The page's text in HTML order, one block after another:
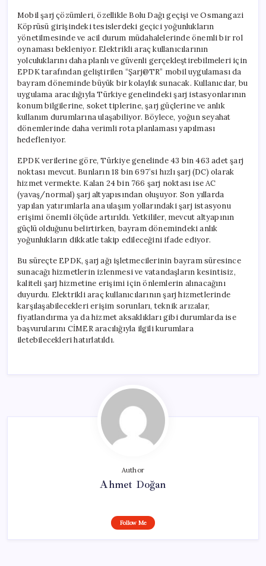
Mobil şarj çözümleri, özellikle Bolu Dağı geçişi ve Osmangazi
Köprüsü girişindeki tesislerdeki geçici yoğunlukların
yönetilmesinde ve acil durum müdahalelerinde önemli bir rol
oynaması bekleniyor. Elektrikli araç kullanıcılarının
yolculuklarını daha planlı ve güvenli gerçekleştirebilmeleri için
EPDK tarafından geliştirilen “Şarj@TR” mobil uygulaması da
bayram döneminde büyük bir kolaylık sunacak. Kullanıcılar, bu
uygulama aracılığıyla Türkiye genelindeki şarj istasyonlarının
konum bilgilerine, soket tiplerine, şarj güçlerine ve anlık
kullanım durumlarına ulaşabiliyor. Böylece, yoğun seyahat
dönemlerinde daha verimli rota planlaması yapılması
hedefleniyor.
EPDK verilerine göre, Türkiye genelinde 43 bin 463 adet şarj
noktası mevcut. Bunların 18 bin 697’si hızlı şarj (DC) olarak
hizmet vermekte. Kalan 24 bin 766 şarj noktası ise AC
(yavaş/normal) şarj altyapısından oluşuyor. Son yıllarda
yapılan yatırımlarla ana ulaşım yollarındaki şarj istasyonu
erişimi önemli ölçüde artırıldı. Yetkililer, mevcut altyapının
güçlü olduğunu belirtirken, bayram dönemindeki anlık
yoğunlukların dikkatle takip edileceğini ifade ediyor.
Bu süreçte EPDK, şarj ağı işletmecilerinin bayram süresince
sunacağı hizmetlerin izlenmesi ve vatandaşların kesintisiz,
kaliteli şarj hizmetine erişimi için önlemlerin alınacağını
duyurdu. Elektrikli araç kullanıcılarının şarj hizmetlerinde
karşılaşabilecekleri erişim sorunları, teknik arızalar,
fiyatlandırma ya da hizmet aksaklıkları gibi durumlarda ise
başvurularını CİMER aracılığıyla ilgili kurumlara
iletebilecekleri hatırlatıldı.
Author
Ahmet Doğan
Follow Me